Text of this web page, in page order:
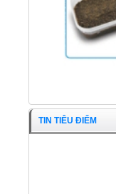
TIN TIÊU ĐIỂM